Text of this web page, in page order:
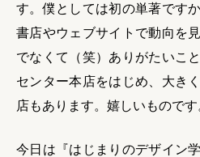
す。僕としては初の単著です
書店やウェブサイトで動向を
でなくて（笑）ありがたいこ
センター本店をはじめ、大き
店もあります。嬉しいものです
今日は『はじまりのデザイン